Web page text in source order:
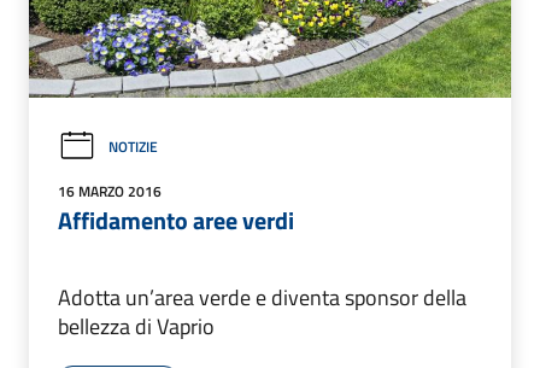
NOTIZIE
16 MARZO 2016
Affidamento aree verdi
Adotta un’area verde e diventa sponsor della
bellezza di Vaprio